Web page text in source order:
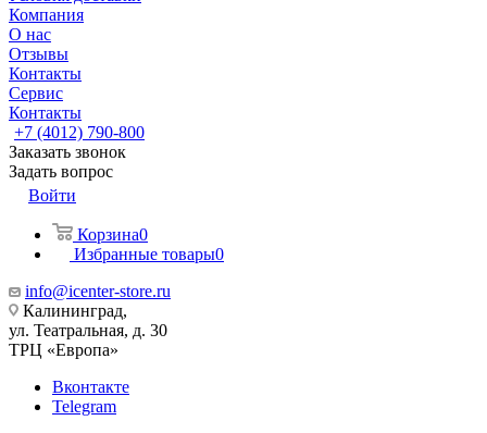
Компания
О нас
Отзывы
Контакты
Сервис
Контакты
+7 (4012) 790-800
Заказать звонок
Задать вопрос
Войти
Корзина0
Избранные товары0
info@icenter-store.ru
Калининград,
ул. Театральная, д. 30
ТРЦ «Европа»
Вконтакте
Telegram